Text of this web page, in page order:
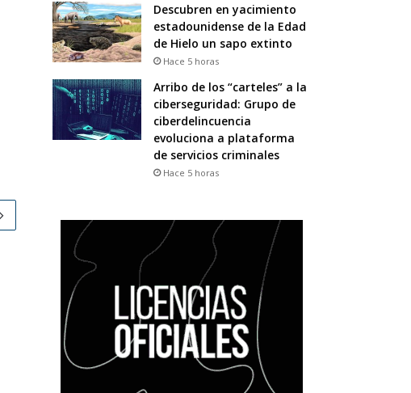
Descubren en yacimiento
estadounidense de la Edad
de Hielo un sapo extinto
Hace 5 horas
Arribo de los “carteles” a la
ciberseguridad: Grupo de
ciberdelincuencia
evoluciona a plataforma
de servicios criminales
Hace 5 horas